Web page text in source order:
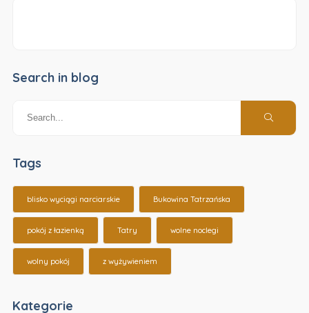
Search in blog
Tags
blisko wyciągi narciarskie Bukowina Tatrzańska
pokój z łazienką Tatry wolne noclegi
wolny pokój z wyżywieniem
Kategorie